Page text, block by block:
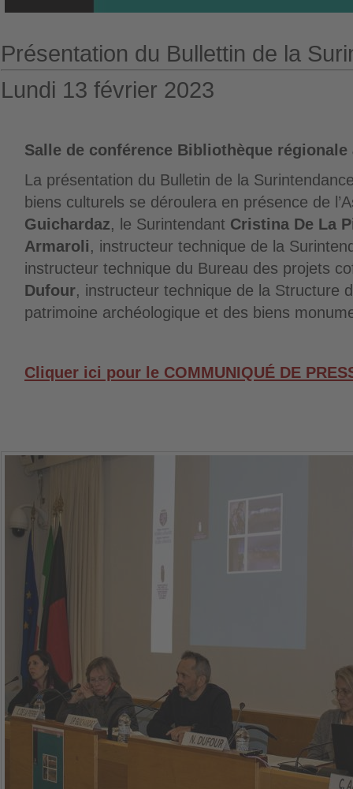
Présentation du Bullettin de la
Lundi 13 février 2023
Salle de conférence Bibliothèque régionale
La présentation du Bulletin de la
biens culturels se déroulera en présence de
Guichardaz, le Surintendant Cristina De La
Armaroli, instructeur technique de la
instructeur technique du Bureau des projets
Dufour, instructeur technique de la Structure
patrimoine archéologique et des biens
Cliquer ici pour le COMMUNIQUÉ DE